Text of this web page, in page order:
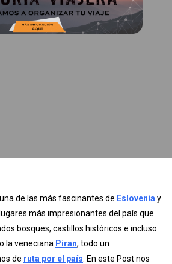
de las más fascinantes de Eslovenia y
más impresionantes del país que
bosques, castillos históricos e incluso
la veneciana Piran, todo un
de ruta por el país . En este Post nos